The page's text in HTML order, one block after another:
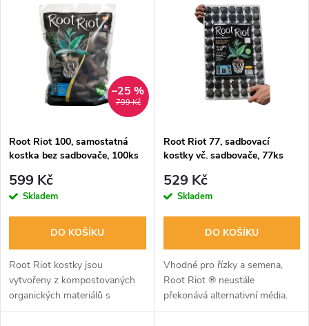
p
r
o
d
u
Abecedně
s
p
r
d
u
799 Kč
–25 %
Root Riot 100, samostatná
kostka bez sadbovače, 100ks
599 Kč
Skladem
DO KOŠÍKU
Root Riot kostky jsou
vytvořeny z kompostovaných
organických materiálů s
perfektní houbovitou
Root Riot 77, sadbovací
kostky vč. sadbovače, 77ks
529 Kč
Skladem
DO KOŠÍKU
Vhodné pro řízky a semena,
Root Riot ® neustále
překonává alternativní média.